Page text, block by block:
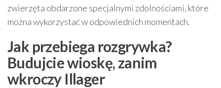
zwierzęta obdarzone specjalnymi zdolnościami, które
można wykorzystać w odpowiednich momentach.
Jak przebiega rozgrywka?
Budujcie wioskę, zanim
wkroczy Illager